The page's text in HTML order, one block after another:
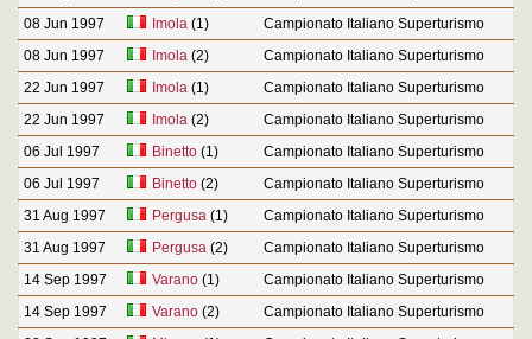
08 Jun 1997
Imola (1)
Campionato Italiano Superturismo
08 Jun 1997
Imola (2)
Campionato Italiano Superturismo
22 Jun 1997
Imola (1)
Campionato Italiano Superturismo
22 Jun 1997
Imola (2)
Campionato Italiano Superturismo
06 Jul 1997
Binetto(1)
Campionato Italiano Superturismo
06 Jul 1997
Binetto(2)
Campionato Italiano Superturismo
31 Aug 1997
Pergusa (1)
Campionato Italiano Superturismo
31 Aug 1997
Pergusa (2)
Campionato Italiano Superturismo
14 Sep 1997
Varano(1)
Campionato Italiano Superturismo
14 Sep 1997
Varano(2)
Campionato Italiano Superturismo